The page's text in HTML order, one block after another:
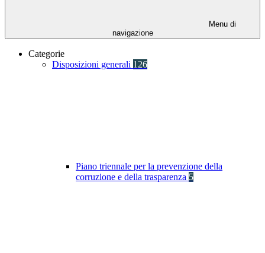
Menu di
navigazione
Categorie
Disposizioni generali 126
Piano triennale per la prevenzione della
corruzione e della trasparenza 5